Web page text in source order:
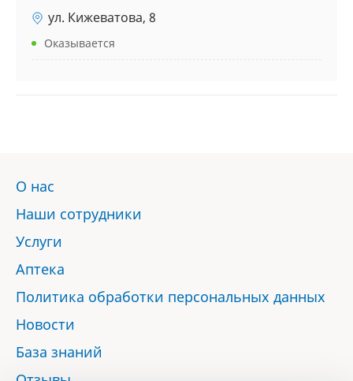
ул. Кижеватова, 8
Оказывается
О нас
Наши сотрудники
Услуги
Аптека
Политика обработки персональных данных
Новости
База знаний